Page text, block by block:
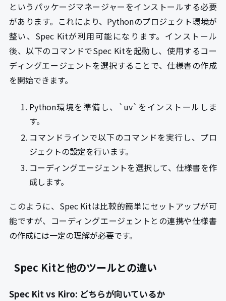
というパッケージマネージャーをインストールする必要
があります。これにより、Pythonのプロジェクト環境が
整い、Spec Kitが利用可能になります。インストール
後、以下のコマンドでSpec Kitを起動し、使用するコー
ディングエージェントを選択することで、仕様書の作成
を開始できます。
Python環境を準備し、`uv`をインストールしま
す。
コマンドラインで以下のコマンドを実行し、プロ
ジェクトの設定を行います。
コーディングエージェントを選択して、仕様書を作
成します。
このように、Spec Kitは比較的簡単にセットアップが可
能ですが、コーディングエージェントとの連携や仕様書
の作成には一定の理解が必要です。
Spec Kitと他のツールとの違い
Spec Kit vs Kiro: どちらが向いているか